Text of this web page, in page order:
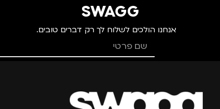
SWAGG
אנחנו הולכים לשלוח לך רק דברים טובים.